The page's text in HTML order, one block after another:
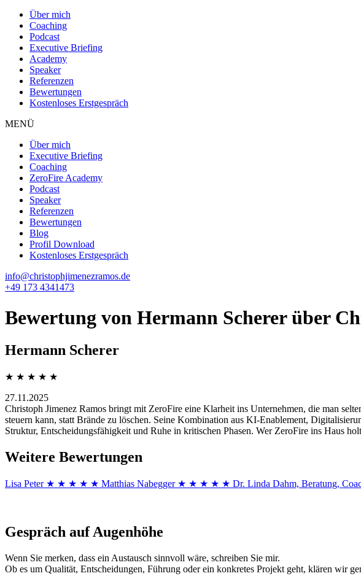
Über mich
Coaching
Podcast
Executive Briefing
Academy
Speaker
Referenzen
Bewertungen
Kostenloses Erstgespräch
MENÜ
Über mich
Executive Briefing
Coaching
ZeroFire Academy
Podcast
Speaker
Referenzen
Bewertungen
Blog
Profil Download
Kostenloses Erstgespräch
info@christophjimenezramos.de
+49 173 4341473
Bewertung von Hermann Scherer über
Hermann Scherer
★ ★ ★ ★ ★
27.11.2025
Christoph Jimenez Ramos bringt mit ZeroFire eine Klarheit ins Unternehmen, die man
steuern kann, statt Brände zu löschen. Seine Kombination aus KI-Enablement,
Struktur, Entscheidungsfähigkeit und Ruhe in kritischen Phasen. Wer ZeroFire ins Haus
Weitere Bewertungen
Lisa Peter ★ ★ ★ ★ ★ Matthias Nabegger ★ ★ ★ ★ ★ Dr. Linda Dahm, Beratung,
Gespräch auf Augenhöhe
Wenn Sie merken, dass ein Austausch sinnvoll wäre, schreiben Sie mir.
Ob es um Qualität, Entscheidungen, Führung oder ein konkretes Projekt geht, klären wir